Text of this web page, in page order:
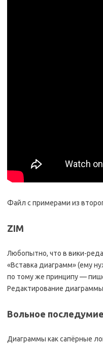
Файл с примерами из
ZIM
Любопытно, что в вики-
«Вставка диаграмм» (ему
по тому же принципу —
Редактирование
Вольное последумие
Диаграммы как сапёрные